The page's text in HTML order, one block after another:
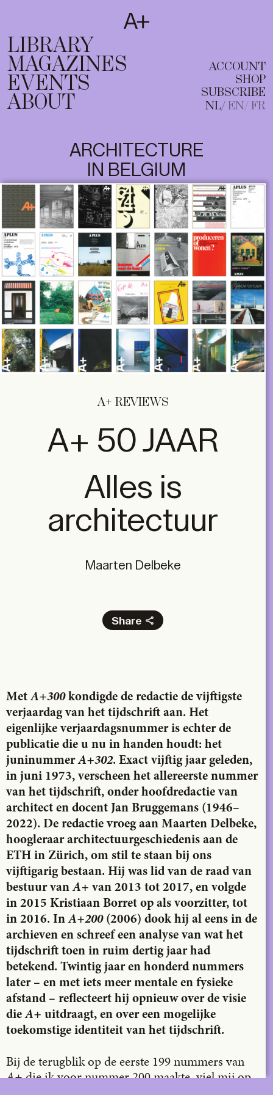
T
EN FR
LIBRARY
MAGAZINES
EVENTS
ABOUT
ACCOUNT
SHOP
SUBSCRIBE
NL EN FR
ARCHITECTURE
IN BELGIUM
A+ REVIEWS
A+ 50 JAAR
Alles is
architectuur
Maarten Delbeke
Share
Email
MetA+300kondigde de redactie de vijftigste
verjaardag van het tijdschrift aan. Het
eigenlijke verjaardagsnummer is echter de
publicatie die u nu in handen houdt: het
juninummerA+302. Exact vijftig jaar geleden,
in juni 1973, verscheen het allereerste nummer
van het tijdschrift, onder hoofdredactie van
architect en docent Jan Bruggemans (1946–
2022). De redactie vroeg aan Maarten Delbeke,
hoogleraar architectuurgeschiedenis aan de
ETH in Zürich, om stil te staan bij ons
vijftigarig bestaan. Hij was lid van de raad van
bestuur vanA+van 2013 tot 2017, en volgde
in 2015 Kristiaan Borret op als voorzitter, tot
in 2016. InA+200 (2006) dook hij al eens in de
archieven en schreef een analyse van wat het
tijdschrift toen in ruim dertig jaar had
betekend. Twintig jaar en honderd nummers
later – en met iets meer mentale en fysieke
afstand – reflecteert hij opnieuw over de visie
dieA+ uitdraagt, en over een mogelijke
toekomstige identiteit van het tijdschrift.
Bij de terugblik op de eerste 199 nummers van
A+die ik voor nummer 200 maakte, viel mij op